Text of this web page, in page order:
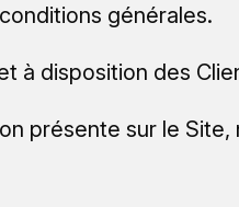
générales.
à disposition des
présente sur le